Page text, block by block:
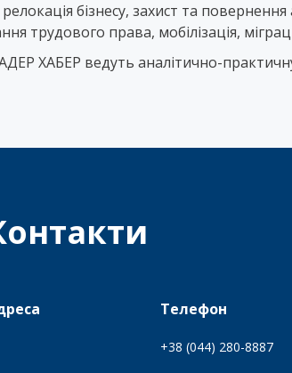
релокація бізнесу, захист та
трудового права, мобілізація,
ХАБЕР ведуть аналітично-
Телефон
+38 (044) 280-8887